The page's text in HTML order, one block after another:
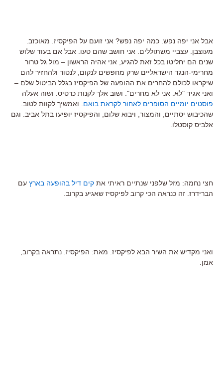
אבל אני יפה נפש. כמה יפה נפש? אני זועם על הפיקסיז. מאוכזב.
מעוצבן. עצביי משתוללים. אני חושב שהם טעו. אבל אם בעוד שלוש
שנים הם יחליטו בכל זאת להגיע, אני אהיה הראשון – מול גל טרור
מחרימי-הנגד הישראליים שרק מחפשים לנקום, לנטור ולהחזיר להם
שיקראו לכולם להחרים את ההופעה של הפיקסיז בגלל הביטול שלם –
ואני אגיד "לא. אני לא מחרים". ושוב אלך לקנות כרטיס. ושוה אעלה
פוסטים יומיים הסופרים לאחור לקראת בואם. ואמשיך לקוות לטוב.
שהכיבוש יסתיים, והמצור, ויבוא שלום, והפיקסיז יופיעו בתל אביב. וגם
אלביס קוסטלו.
חצי נחמה: מזל שלפני שנתיים ראיתי את קים דיל בהופעה בארץ עם
הברידרז. זה כנראה הכי קרוב לפיקסיז שאגיע בקרוב.
ואני מקדיש את השיר הבא לפיקסיז. מאת: הפיקסיז. נתראה בקרוב,
אמן.